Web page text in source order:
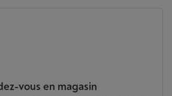
vous en magasin